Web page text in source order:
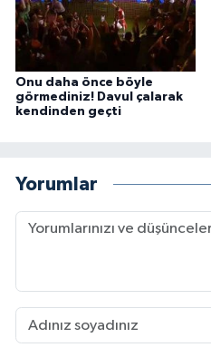
Onu daha önce böyle
görmediniz! Davul çalarak
kendinden geçti
Yorumlar